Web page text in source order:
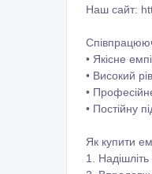
Наш сайт:
• Якісне
• Високий
•
• Постійну
Як купити
1.